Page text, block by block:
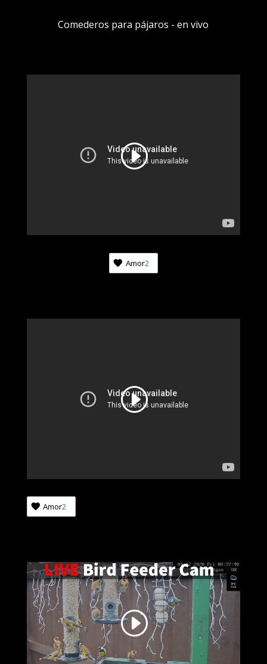
Comederos para pájaros - en vivo
Amor2
Amor2